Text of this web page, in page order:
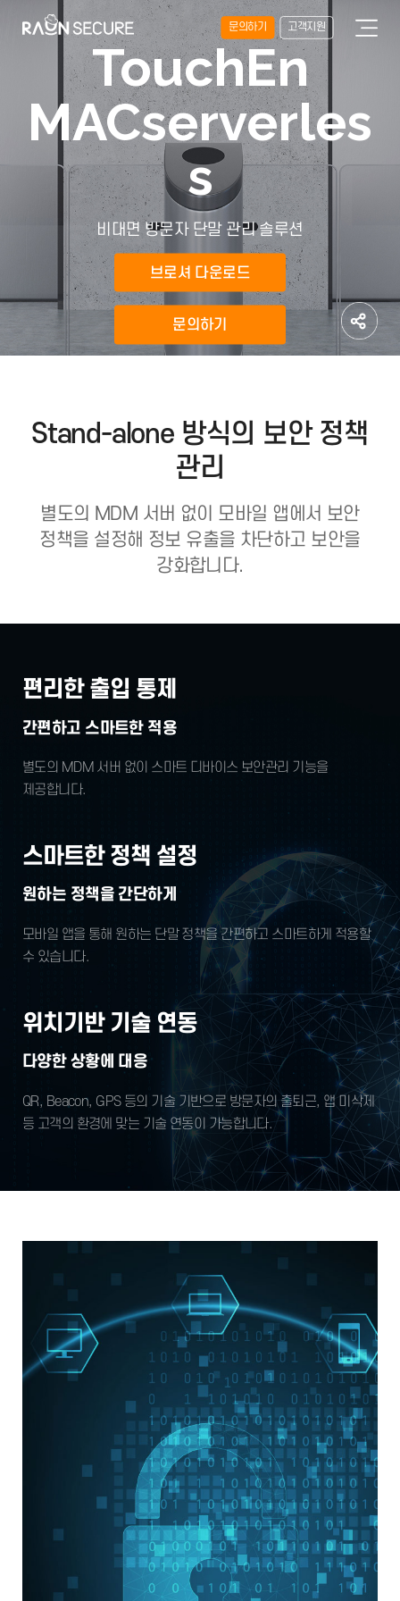
문의하기 고객지원
TouchEn
MACserverles
s
비대면 방문자 단말 관리 솔루션
브로셔 다운로드
문의하기
Stand-alone 방식의 보안 정책
관리
별도의 MDM 서버 없이 모바일 앱에서 보안
정책을 설정해 정보 유출을 차단하고 보안을
강화합니다.
편리한 출입 통제
간편하고 스마트한 적용
별도의 MDM 서버 없이 스마트 디바이스 보안관리 기능을
제공합니다.
스마트한 정책 설정
원하는 정책을 간단하게
모바일 앱을 통해 원하는 단말 정책을 간편하고 스마트하게 적용할
수 있습니다.
위치기반 기술 연동
다양한 상황에 대응
QR, Beacon, GPS 등의 기술 기반으로 방문자의 출퇴근, 앱 미삭제
등 고객의 환경에 맞는 기술 연동이 가능합니다.